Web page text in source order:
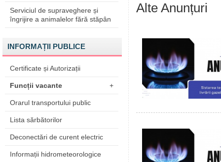
Serviciul de supraveghere și
îngrijire a animalelor fără stăpân
INFORMAȚII PUBLICE
Certificate și Autorizații
Funcții vacante +
Orarul transportului public
Lista sărbătorilor
Deconectări de curent electric
Informații hidrometeorologice
Alte Anunțuri